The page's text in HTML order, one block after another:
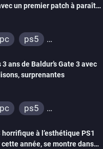
un premier patch à paraître
pc
ps5
ans de Baldur’s Gate 3 avec
surprenantes
pc
ps5
horrifique à l’esthétique PS1
cette année, se montre dans